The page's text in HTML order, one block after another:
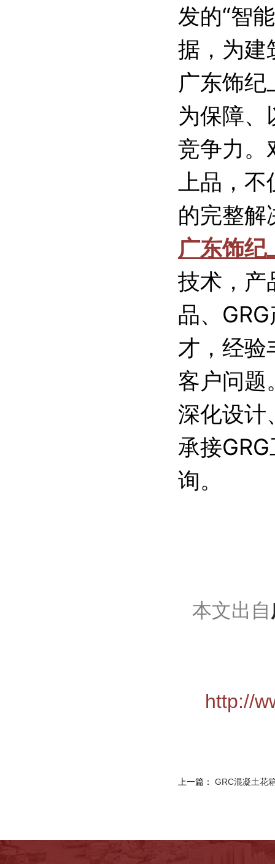
发的“智
据，为建
广东饰
为保障、
竞争力。
上品，
的完整解
广东饰纪
技术，产
品、
才，经验
客户问题
深化设计
承接
询。
本文出自
http://
上一篇： GRC混凝土花